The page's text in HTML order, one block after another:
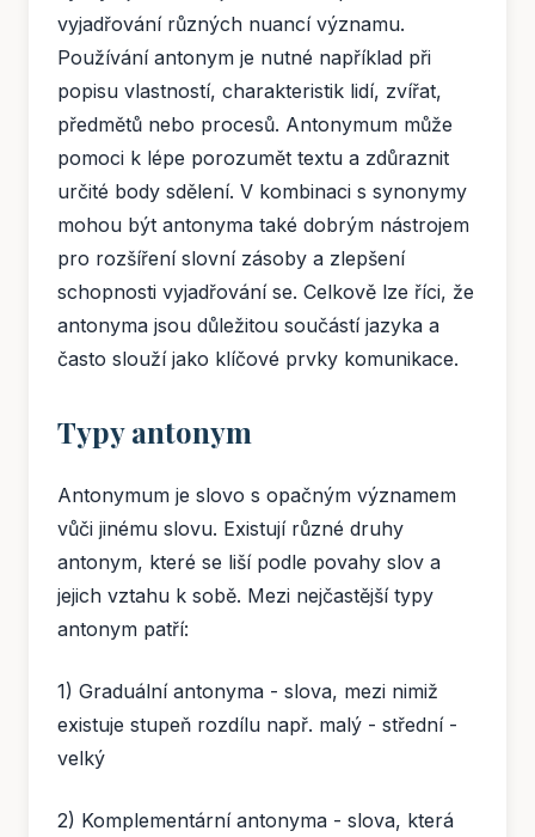
vyjadřování různých nuancí významu.
Používání antonym je nutné například při
popisu vlastností, charakteristik lidí, zvířat,
předmětů nebo procesů. Antonymum může
pomoci k lépe porozumět textu a zdůraznit
určité body sdělení. V kombinaci s synonymy
mohou být antonyma také dobrým nástrojem
pro rozšíření slovní zásoby a zlepšení
schopnosti vyjadřování se. Celkově lze říci, že
antonyma jsou důležitou součástí jazyka a
často slouží jako klíčové prvky komunikace.
Typy antonym
Antonymum je slovo s opačným významem
vůči jinému slovu. Existují různé druhy
antonym, které se liší podle povahy slov a
jejich vztahu k sobě. Mezi nejčastější typy
antonym patří:
1) Graduální antonyma - slova, mezi nimiž
existuje stupeň rozdílu např. malý - střední -
velký
2) Komplementární antonyma - slova, která